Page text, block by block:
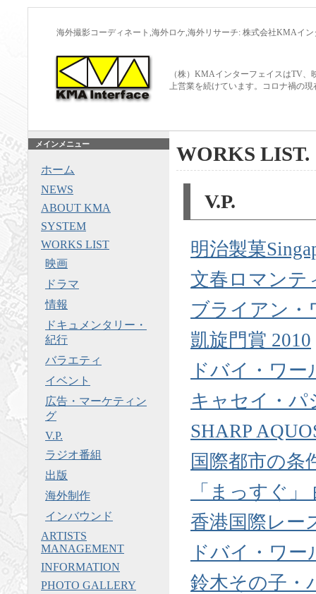
海外撮影コーディネート,海外ロケ,海外リサーチ: 株式会社KMAイ
（株）KMAインターフェイスはTV
上営業を続けています。コロナ禍の
WORKS LIST.
V.P.
明治製菓
文春ロマンテ
ブライアン・
凱旋門賞 2010
ドバイ・ワ
キャセイ・パ
SHARP
国際都市の条
「まっすぐ
香港国際レー
ドバイ・ワ
鈴木その子・
メインメニュー
ホーム
NEWS
ABOUT KMA
SYSTEM
WORKS LIST
映画
ドラマ
情報
ドキュメンタリー・
紀行
バラエティ
イベント
広告・マーケティン
グ
V.P.
ラジオ番組
出版
海外制作
インバウンド
ARTISTS
MANAGEMENT
INFORMATION
PHOTO GALLERY